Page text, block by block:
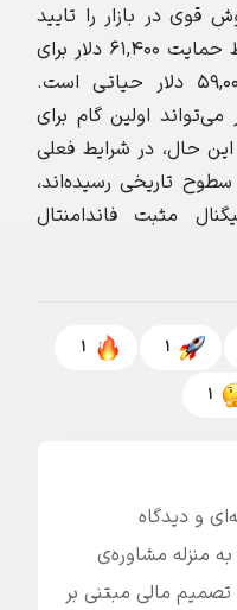
در بازار را تایید
می‌کنند. در ۲۴ ساعت آینده، حفظ حمایت ۶۱,۴۰۰ دلار برای
جلوگیری از سقوط به کانال ۵۹,۰۰۰ دلار حیاتی است.
مقاومت ۶۵,۲۰۰ دلار می‌تواند اولین گام برای
حال، در شرایط فعلی
تاریخی رسیده‌اند،
مثبت فاندامنتال
1
1
1
و دیدگاه
منزله مشاوره‌ی
مالی مبتنی بر